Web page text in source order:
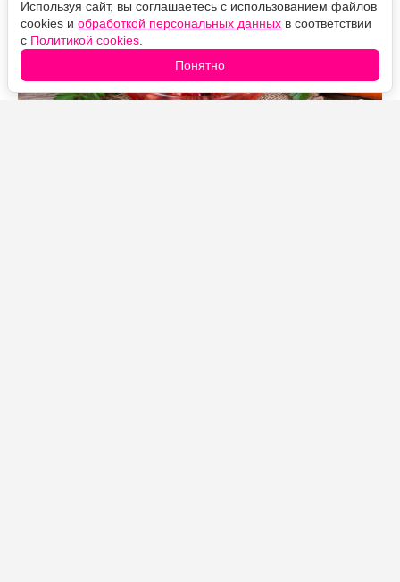
Используя сайт, вы соглашаетесь с использованием файлов
cookies и обработкой персональных данных в соответствии
с Политикой cookies
Понятно